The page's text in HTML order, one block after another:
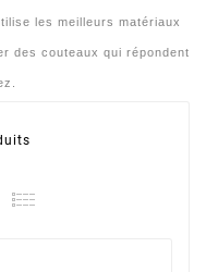
les meilleurs matériaux
des couteaux qui répondent